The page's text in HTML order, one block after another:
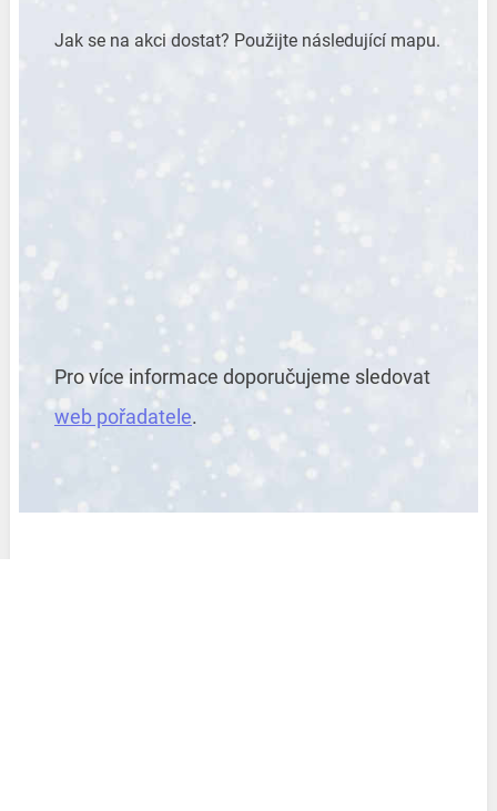
Jak se na akci dostat? Použijte následující mapu.
Pro více informace doporučujeme sledovat
web pořadatele.